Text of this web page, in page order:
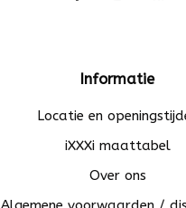
Informatie
Locatie en
iXXXi maattabel
Over ons